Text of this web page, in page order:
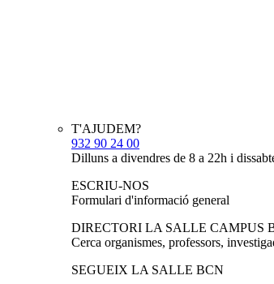
T'AJUDEM?
932 90 24 00
Dilluns a divendres de 8 a 22h i
ESCRIU-NOS
Formulari d'informació general
DIRECTORI LA SALLE CAMPUS
Cerca organismes, professors,
SEGUEIX LA SALLE BCN